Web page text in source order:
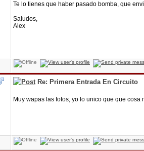
Te lo tienes que haber pasado bomba, que
Saludos,
Alex
Re: Primera Entrada En Circuito
Muy wapas las fotos, yo lo unico que que